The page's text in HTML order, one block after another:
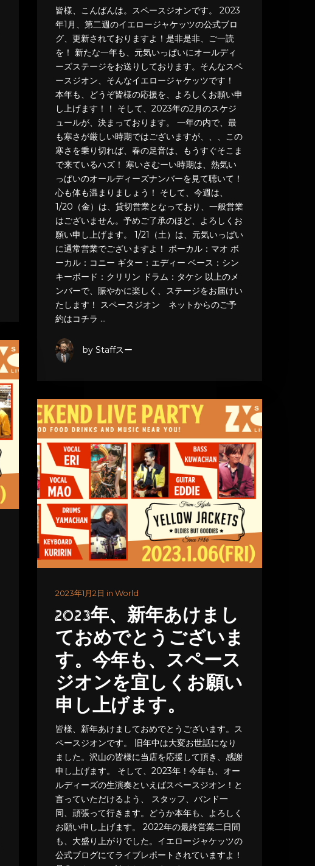
皆様、こんばんは。スペースジオンです。 2023
年1月、第二週のイエロージャケッツの公式ブロ
グ、更新されておりますよ！是非是非、ご一読
を！ 新たな一年も、元気いっぱいにオールディ
ーズステージをお送りしております。そんなスペ
ースジオン、そんなイエロージャケッツです！
本年も、どうぞ皆様の応援を、よろしくお願い申
し上げます！！ そして、2023年の2月のスケジ
ュールが、決まっております。 一年の内で、最
も寒さが厳しい時期ではございますが、、、この
寒さを乗り切れば、春の足音は、もうすぐそこま
で来ているハズ！ 寒いさむーい時期は、熱気い
っぱいのオールディーズナンバーを見て聴いて！
心も体も温まりましょう！ そして、今週は、
1/20（金）は、貸切営業となっており、一般営業
はございません。予めご了承のほど、よろしくお
願い申し上げます。 1/21（土）は、元気いっぱい
に通常営業でございますよ！ ボーカル：マオ ボ
ーカル：コニー ギター：エディー ベース：シン
キーボード：クリリン ドラム：タケシ 以上のメ
ンバーで、賑やかに楽しく、ステージをお届けい
たします！ スペースジオン ネットからのご予
約はコチラ …
by Staffスー
2023年1月2日 in World
2023年、新年あけまし
ておめでとうございま
す。今年も、スペース
ジオンを宜しくお願い
申し上げます。
皆様、新年あけましておめでとうございます。ス
ペースジオンです。 旧年中は大変お世話になり
ました。沢山の皆様に当店を応援して頂き、感謝
申し上げます。 そして、2023年！今年も、オー
ルディーズの生演奏といえばスペースジオン！と
言っていただけるよう、 スタッフ、バンド一
同、頑張って行きます。どうか本年も、よろしく
お願い申し上げます。 2022年の最終営業二日間
も、大盛り上がりでした。イエロージャケッツの
公式ブログにてライブレポートされていますよ！